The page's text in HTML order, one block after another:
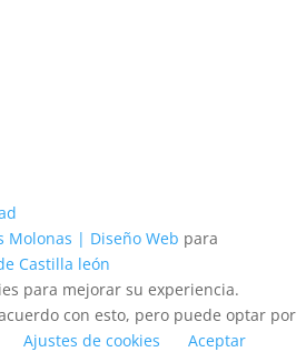
Molonas | Diseño Web para
Castilla león
para mejorar su experiencia.
con esto, pero puede optar por
Ajustes de cookies
Aceptar